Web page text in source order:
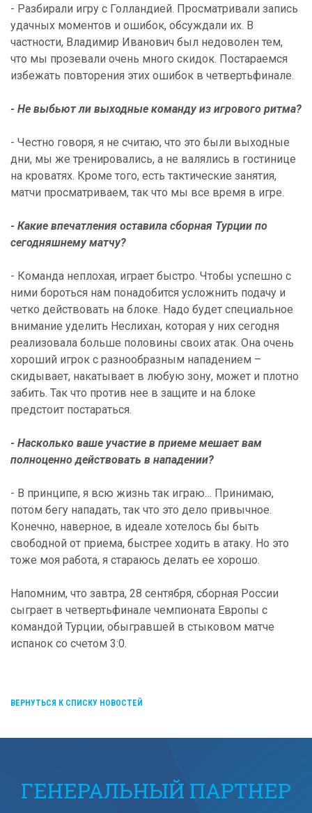
- Разбирали игру с Голландией. Просматривали запись
удачных моментов и ошибок, обсуждали их. В
частности, Владимир Иванович был недоволен тем,
что мы прозевали очень много скидок. Постараемся
избежать повторения этих ошибок в четвертьфинале.
- Не выбьют ли выходные команду из игрового ритма?
- Честно говоря, я не считаю, что это были выходные
дни, мы же тренировались, а не валялись в гостинице
на кроватях. Кроме того, есть тактические занятия,
матчи просматриваем, так что мы все время в игре.
- Какие впечатления оставила сборная Турции по
сегодняшнему матчу?
- Команда неплохая, играет быстро. Чтобы успешно с
ними бороться нам понадобится усложнить подачу и
четко действовать на блоке. Надо будет специальное
внимание уделить Неслихан, которая у них сегодня
реализовала больше половины своих атак. Она очень
хороший игрок с разнообразным нападением –
скидывает, накатывает в любую зону, может и плотно
забить. Так что против нее в защите и на блоке
предстоит постараться.
- Насколько ваше участие в приеме мешает вам
полноценно действовать в нападении?
- В принципе, я всю жизнь так играю… Принимаю,
потом бегу нападать, так что это дело привычное.
Конечно, наверное, в идеале хотелось бы быть
свободной от приема, быстрее ходить в атаку. Но это
тоже моя работа, я стараюсь делать ее хорошо.
Напомним, что завтра, 28 сентября, сборная России
сыграет в четвертьфинале чемпионата Европы с
командой Турции, обыгравшей в стыковом матче
испанок со счетом 3:0.
ВЕРНУТЬСЯ К СПИСКУ НОВОСТЕЙ
ГЕНЕРАЛЬНЫЙ ПАРТНЕР